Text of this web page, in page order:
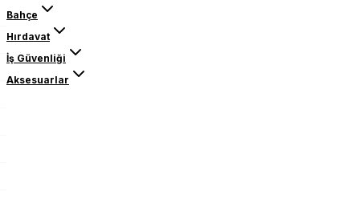
Bahçe
Hırdavat
İş Güvenliği
Aksesuarlar